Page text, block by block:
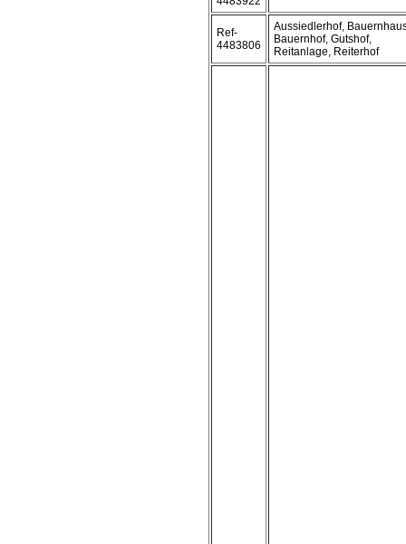
Ref-
4483806
Aussiedlerhof,
Bauernhof, Gutshof,
Reitanlage, Reiterhof